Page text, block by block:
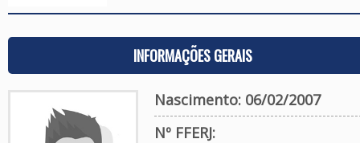
INFORMAÇÕES GERAIS
Nascimento: 06/02/2007
Nº FFERJ: